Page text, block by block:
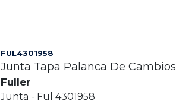
FUL4301958
Junta Tapa Palanca De Cambios
Fuller
Junta - Ful 4301958